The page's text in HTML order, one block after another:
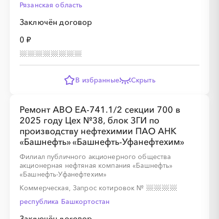
Рязанская область
Заключён договор
0 ₽
В избранные Скрыть
Ремонт АВО ЕА-741.1/2 секции 700 в
2025 году Цех №38, блок ЗГИ по
производству нефтехимии ПАО АНК
«Башнефть» «Башнефть-Уфанефтехим»
Филиал публичного акционерного общества
акционерная нефтяная компания «Башнефть»
«Башнефть-Уфанефтехим»
Коммерческая, Запрос котировок №
республика Башкортостан